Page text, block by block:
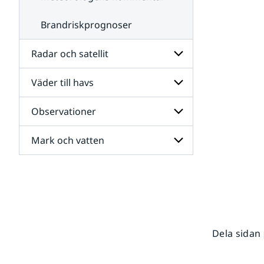
Brandriskprognoser
Radar och satellit
Undersidor
för
Radar
och
satellit
Väder till havs
Undersidor
för
Väder
till
havs
Observationer
Undersidor
för
Mark och vatten
Dela sidan